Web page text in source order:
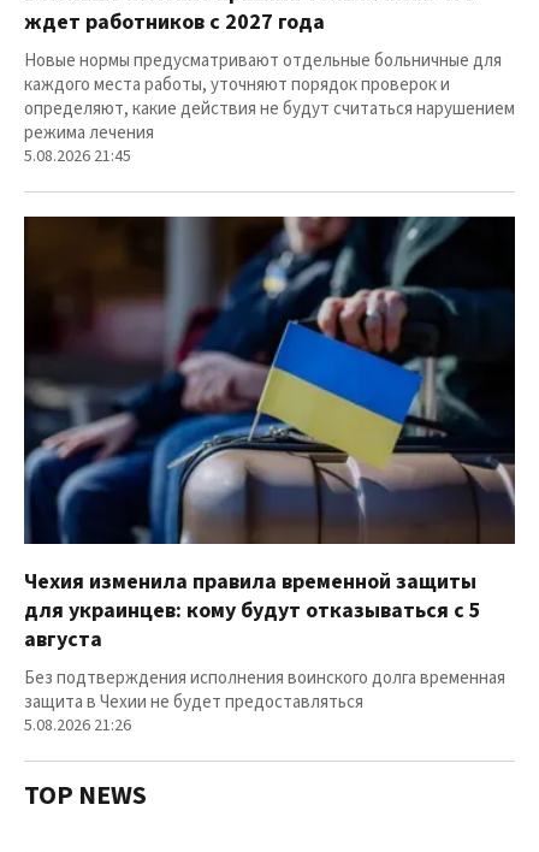
ждет работников с 2027 года
Новые нормы предусматривают отдельные больничные для
каждого места работы, уточняют порядок проверок и
определяют, какие действия не будут считаться нарушением
режима лечения
5.08.2026 21:45
Чехия изменила правила временной защиты
для украинцев: кому будут отказываться с 5
августа
Без подтверждения исполнения воинского долга временная
защита в Чехии не будет предоставляться
5.08.2026 21:26
TOP NEWS